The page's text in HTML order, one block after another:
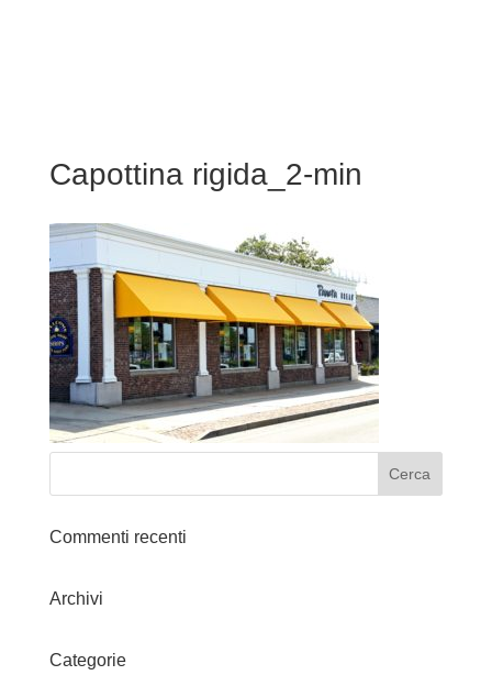
Capottina rigida_2-min
Commenti recenti
Archivi
Categorie